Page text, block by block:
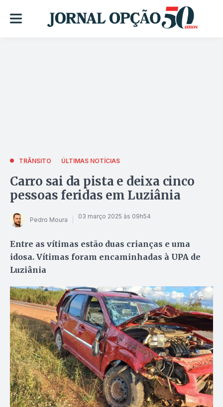
TRÂNSITO ÚLTIMAS NOTÍCIAS
Carro sai da pista e deixa cinco
pessoas feridas em Luziânia
Pedro Moura 03 março 2025 às 09h54
Entre as vítimas estão duas crianças e uma
idosa. Vítimas foram encaminhadas à UPA de
Luziânia